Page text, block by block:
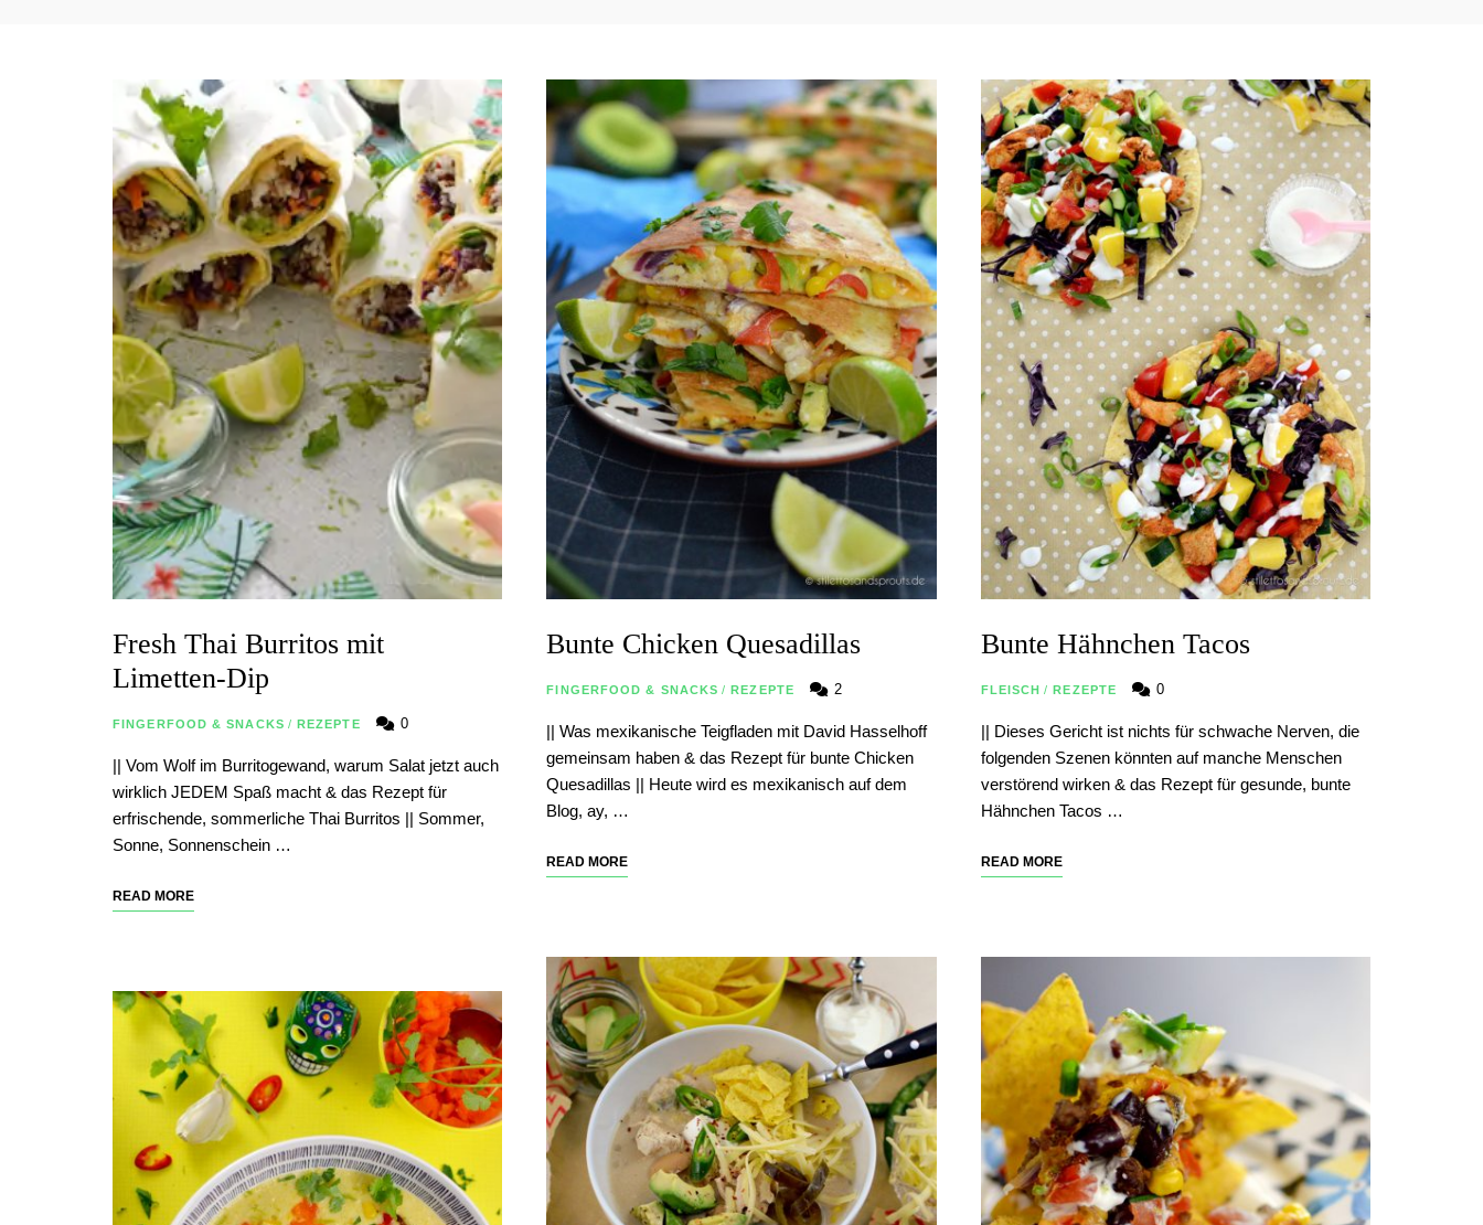
Fresh Thai Burritos mit
Limetten-Dip
FINGERFOOD & SNACKS / REZEPTE 0
|| Vom Wolf im Burritogewand, warum Salat jetzt auch
wirklich JEDEM Spaß macht & das Rezept für
erfrischende, sommerliche Thai Burritos || Sommer,
Sonne, Sonnenschein …
READ MORE
Bunte Chicken Quesadillas
FINGERFOOD & SNACKS / REZEPTE 2
|| Was mexikanische Teigfladen mit David Hasselhoff
gemeinsam haben & das Rezept für bunte Chicken
Quesadillas || Heute wird es mexikanisch auf dem
Blog, ay, …
READ MORE
Bunte Hähnchen Tacos
FLEISCH / REZEPTE 0
|| Dieses Gericht ist nichts für schwache Nerven, die
folgenden Szenen könnten auf manche Menschen
verstörend wirken & das Rezept für gesunde, bunte
Hähnchen Tacos …
READ MORE